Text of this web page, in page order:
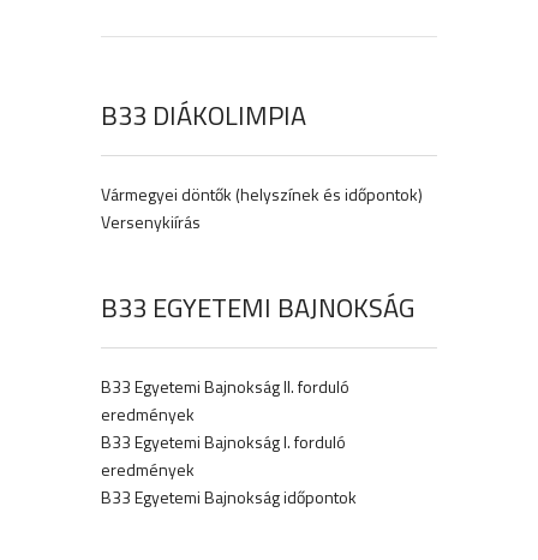
B33 DIÁKOLIMPIA
Vármegyei döntők (helyszínek és időpontok)
Versenykiírás
B33 EGYETEMI BAJNOKSÁG
B33 Egyetemi Bajnokság II. forduló
eredmények
B33 Egyetemi Bajnokság I. forduló
eredmények
B33 Egyetemi Bajnokság időpontok